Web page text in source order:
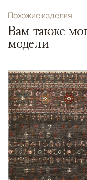
Похожие изделия
Вам также
модели